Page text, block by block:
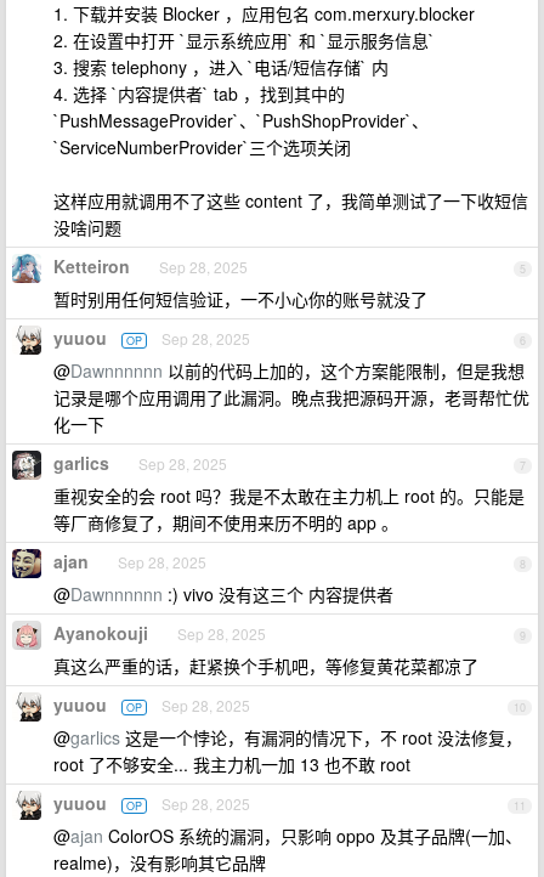
1. 下载并安装 Blocker ，应用包名 com.merxury.blocker
2. 在设置中打开 `显示系统应用` 和 `显示服务信息`
3. 搜索 telephony ，进入 `电话/短信存储` 内
4. 选择 `内容提供者` tab ，找到其中的
`PushMessageProvider`、`PushShopProvider`、
`ServiceNumberProvider`三个选项关闭
这样应用就调用不了这些 content 了，我简单测试了一下收短信
没啥问题
5
Ketteiron Sep 28, 2025
暂时别用任何短信验证，一不小心你的账号就没了
6
yuuou OP Sep 28, 2025
@Dawnnnnnn 以前的代码上加的，这个方案能限制，但是我想
记录是哪个应用调用了此漏洞。晚点我把源码开源，老哥帮忙优
化一下
7
garlics Sep 28, 2025
重视安全的会 root 吗？我是不太敢在主力机上 root 的。只能是
等厂商修复了，期间不使用来历不明的 app 。
8
ajan Sep 28, 2025
@Dawnnnnnn :) vivo 没有这三个 内容提供者
9
Ayanokouji Sep 28, 2025
真这么严重的话，赶紧换个手机吧，等修复黄花菜都凉了
10
yuuou OP Sep 28, 2025
@garlics 这是一个悖论，有漏洞的情况下，不 root 没法修复，
root 了不够安全... 我主力机一加 13 也不敢 root
11
yuuou OP Sep 28, 2025
@ajan ColorOS 系统的漏洞，只影响 oppo 及其子品牌(一加、
realme)，没有影响其它品牌